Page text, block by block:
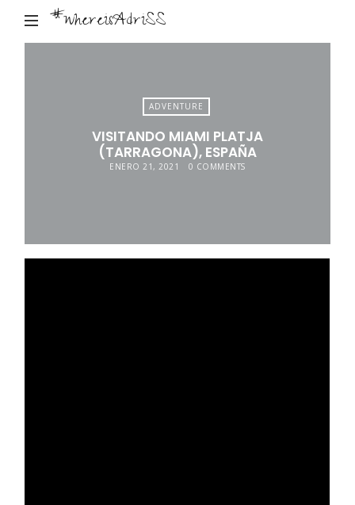
#whereisAdriSS
ADVENTURE
VISITANDO MIAMI PLATJA
(TARRAGONA), ESPAÑA
ENERO 21, 2021 0 COMMENTS